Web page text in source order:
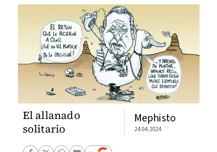
El allanado
solitario
Mephisto
24.04.2024